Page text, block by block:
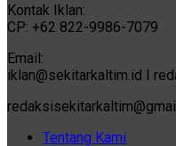
Kontak Iklan:
CP: +62 822-9986-7079
Email:
iklan@sekitarkaltim.id I
Tentang Kami